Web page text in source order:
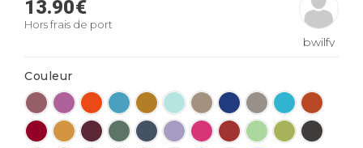
13.90€
Hors frais de port
bwilfy
Couleur